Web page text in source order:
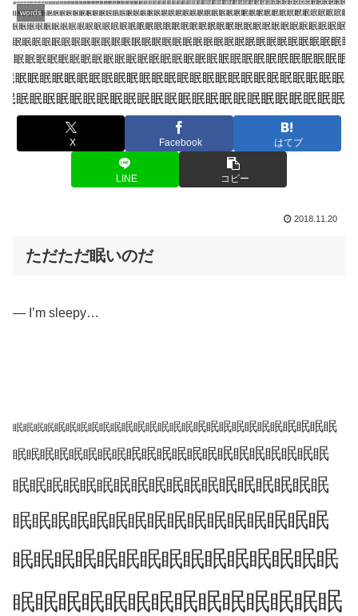
words
X Facebook はてブ
LINE コピー
2018.11.20
ただただ眠いのだ
— I’m sleepy…
眠眠眠眠眠眠眠眠眠眠眠眠眠眠眠眠眠眠眠眠眠眠眠眠眠眠眠
眠眠眠眠眠眠眠眠眠眠眠眠眠眠眠眠眠眠眠眠眠
眠眠眠眠眠眠眠眠眠眠眠眠眠眠眠眠眠眠
眠眠眠眠眠眠眠眠眠眠眠眠眠眠眠眠
眠眠眠眠眠眠眠眠眠眠眠眠眠眠眠
眠眠眠眠眠眠眠眠眠眠眠眠眠眠